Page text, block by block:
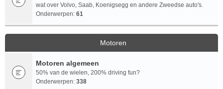
wat over Volvo, Saab, Koenigsegg en andere Zweedse auto's.
Onderwerpen: 61
Motoren
Motoren algemeen
50% van de wielen, 200% driving fun?
Onderwerpen: 338